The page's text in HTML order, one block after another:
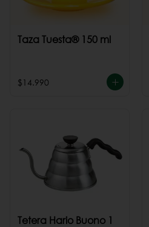
Taza Tuesta® 150 ml
$14.990
Tetera Hario Buono 1